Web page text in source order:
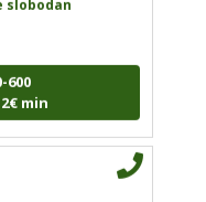
je slobodan
600
min